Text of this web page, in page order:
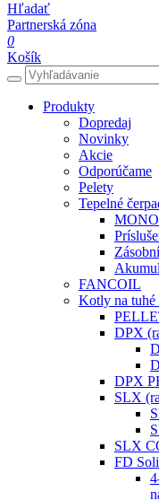
Hľadať
Partnerská zóna
0
Košík
Produkty
Dopredaj
Novinky
Akcie
Odporúčame
Pelety
Tepelné
FANCOIL
Kotly na tuhé
DPX
DPX
SLX
SLX
FD